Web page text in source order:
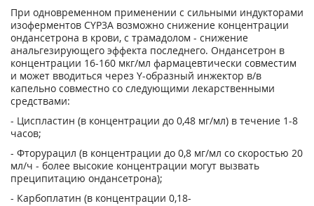
При одновременном применении с сильными индукторами
изоферментов CYP3A возможно снижение концентрации
ондансетрона в крови, с трамадолом - снижение
анальгезирующего эффекта последнего. Ондансетрон в
концентрации 16-160 мкг/мл фармацевтически совместим
и может вводиться через Y-образный инжектор в/в
капельно совместно со следующими лекарственными
средствами:
- Циспластин (в концентрации до 0,48 мг/мл) в течение 1-8
часов;
- Фторурацил (в концентрации до 0,8 мг/мл со скоростью 20
мл/ч - более высокие концентрации могут вызвать
преципитацию ондансетрона);
- Карбоплатин (в концентрации 0,18-